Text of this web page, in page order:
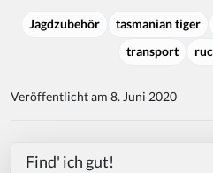
Jagdzubehör tasmanian tiger
transport
Veröffentlicht am 8. Juni 2020
Find' ich gut!